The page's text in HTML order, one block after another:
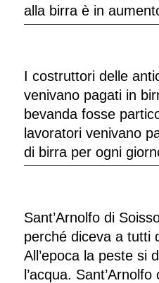
alla birra è in
I costruttori delle
venivano pagati in
bevanda fosse
lavoratori venivano
di birra per ogni
Sant’Arnolfo di
perché diceva a tutti
All’epoca la peste si
l’acqua.